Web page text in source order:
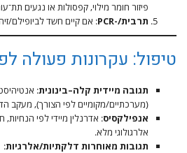
פיזור חומר מילוי, קפסולות או נגעים
תרבית/-PCR
: אם קיים חשד לביופילם/
טיפול: עקרונות פעולה
תגובה מיידית קלה–בינונית:
(מערכתיים/מקומיים לפי הצורך), מעקב
אנפילקסיס: אדרנלין מיידי לפי הנחיות,
אלרגולוגי מלא.
תגובות מאוחרות דלקתיות/אלרגיות: